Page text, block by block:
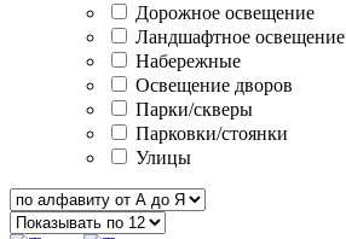
Дорожное освещение
Ландшафтное освещение
Набережные
Освещение дворов
Парки/скверы
Парковки/стоянки
Улицы